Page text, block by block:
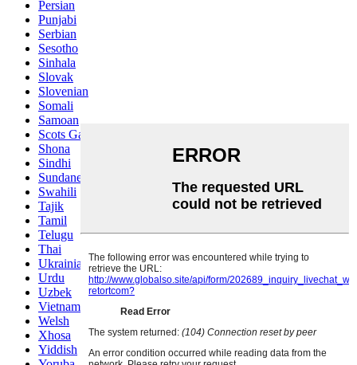
Persian
Punjabi
Serbian
Sesotho
Sinhala
Slovak
Slovenian
Somali
Samoan
Scots Gaelic
Shona
Sindhi
Sundanese
Swahili
Tajik
Tamil
Telugu
Thai
Ukrainian
Urdu
Uzbek
Vietnamese
Welsh
Xhosa
Yiddish